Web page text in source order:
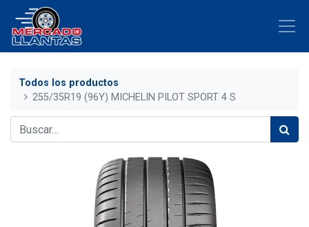
Todos los productos
255/35R19 (96Y) MICHELIN PILOT SPORT 4 S